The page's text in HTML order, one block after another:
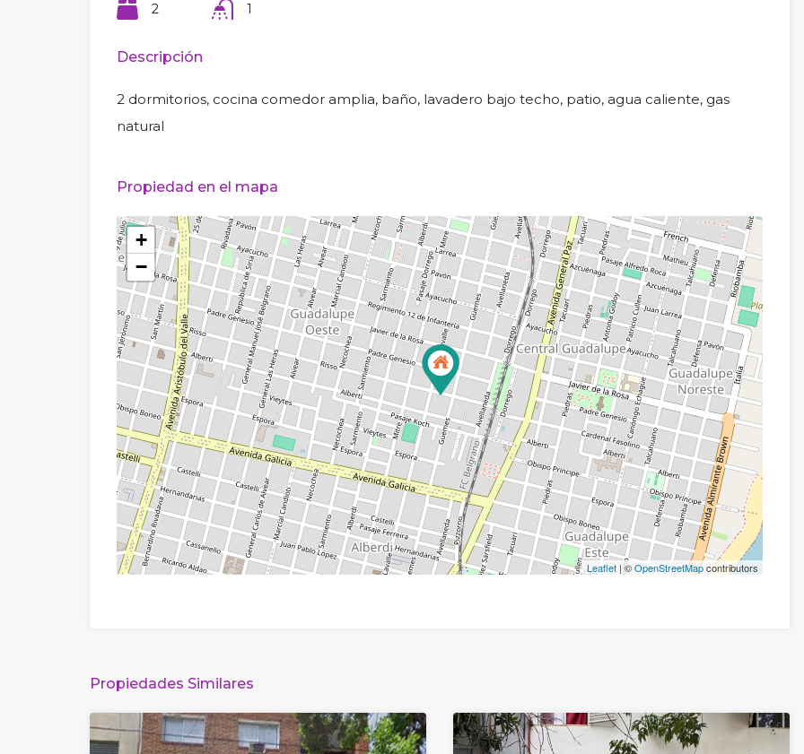
2 1
Descripción
2 dormitorios, cocina comedor amplia, baño, lavadero bajo techo, patio, agua caliente, gas
natural
Propiedad en el mapa
+
−
Leaflet| ©OpenStreetMapcontributors
Propiedades Similares